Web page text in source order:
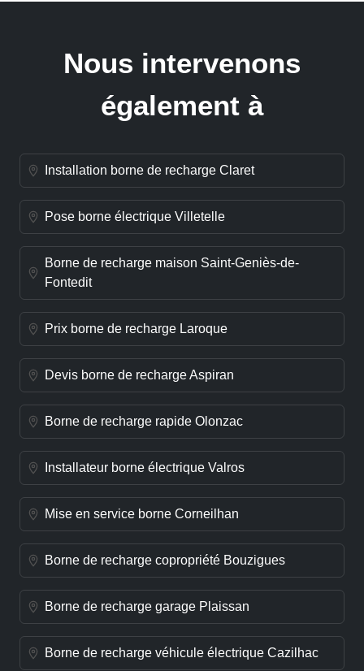
Nous intervenons
également à
Installation borne de recharge Claret
Pose borne électrique Villetelle
Borne de recharge maison Saint-Geniès-de-
Fontedit
Prix borne de recharge Laroque
Devis borne de recharge Aspiran
Borne de recharge rapide Olonzac
Installateur borne électrique Valros
Mise en service borne Corneilhan
Borne de recharge copropriété Bouzigues
Borne de recharge garage Plaissan
Borne de recharge véhicule électrique Cazilhac